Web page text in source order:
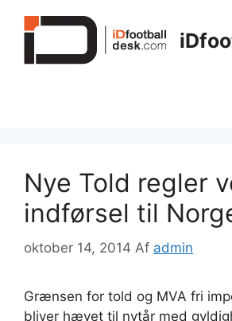
Nye Told regler
indførsel til
oktober 14, 2014 Af admin
Grænsen for told og MVA fri
bliver hævet til nytår med